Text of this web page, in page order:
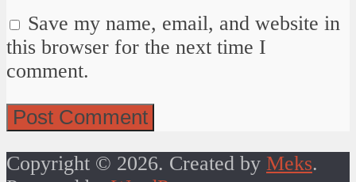
Save my name, email, and website in
this browser for the next time I
comment.
Copyright © 2026. Created by Meks.